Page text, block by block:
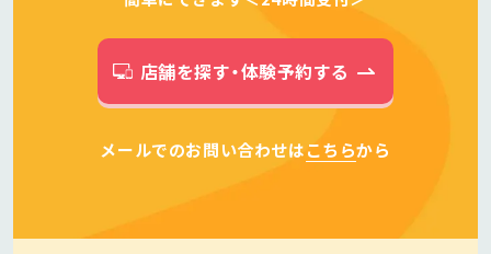
店舗を探す・体験予約する
メールでのお問い合わせはこちらから